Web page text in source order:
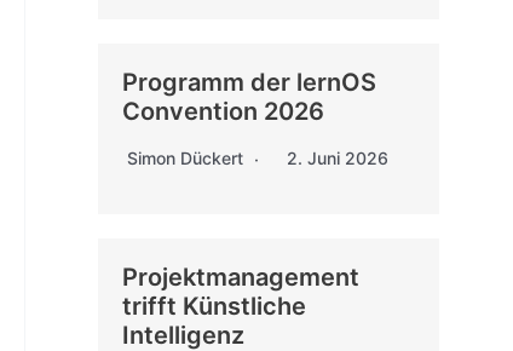
Programm der lernOS
Convention 2026
Simon Dückert 2. Juni 2026
Projektmanagement
trifft Künstliche
Intelligenz